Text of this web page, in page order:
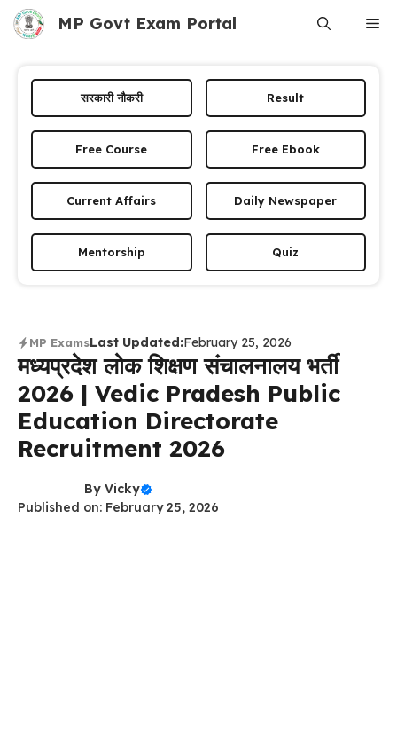
Skip
MP Govt Exam Portal
सरकारी नौकरी Result
Free Course Free Ebook
Current Affairs Daily Newspaper
Mentorship Quiz
MP ExamsLast Updated:February 25, 2026
मध्‍यप्रदेश लोक शिक्षण संचालनालय भर्ती
2026 | Vedic Pradesh Public
Education Directorate
Recruitment 2026
By Vicky
Published on: February 25, 2026